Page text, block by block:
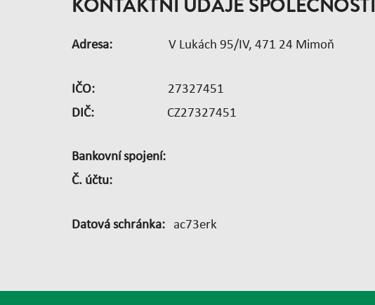
Adresa: V Lukách 95/IV, 471 24 Mimoň
IČO: 27327451
DIČ: CZ27327451
Bankovní spojení:
Č. účtu:
Datová schránka: ac73erk